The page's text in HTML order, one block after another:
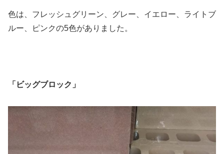
色は、フレッシュグリーン、グレー、イエロー、ライトブ
ルー、ピンクの5色がありました。
「ビッグブロック」